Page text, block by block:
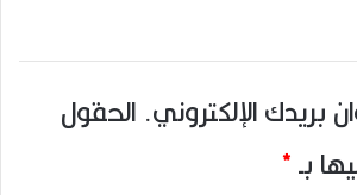
بريدك الإلكتروني. الحقول
بـ*